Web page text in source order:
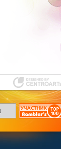
Шаблоны для
uCoz